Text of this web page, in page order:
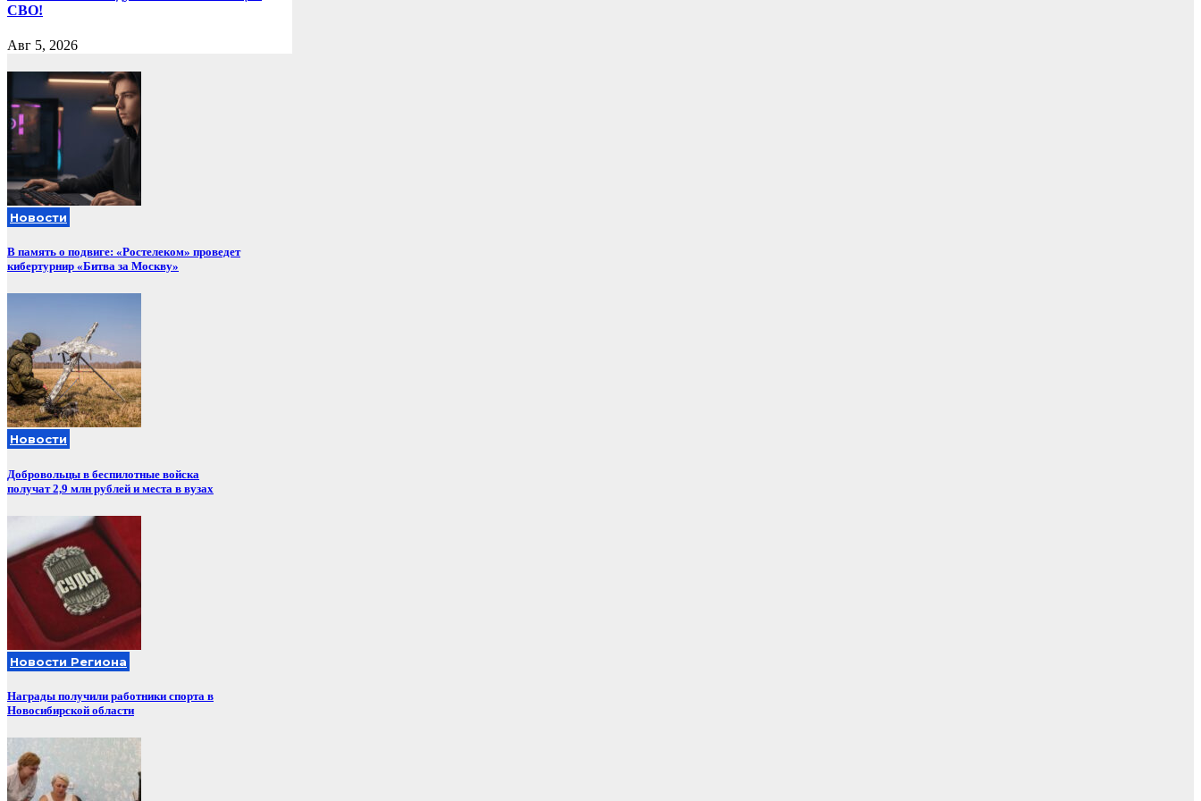
СВО!
Авг 5, 2026
Новости
В память о подвиге: «Ростелеком» проведет
кибертурнир «Битва за Москву»
Новости
Добровольцы в беспилотные войска
получат 2,9 млн рублей и места в вузах
Новости Региона
Награды получили работники спорта в
Новосибирской области